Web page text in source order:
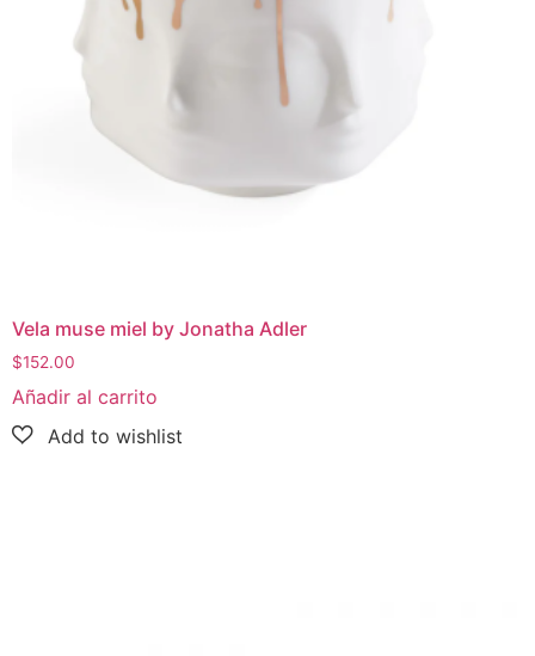
Vela muse miel by Jonatha Adler
$152.00
Añadir al carrito